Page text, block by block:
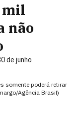
mil
não
de junho
somente poderá retirar
Agência Brasil)